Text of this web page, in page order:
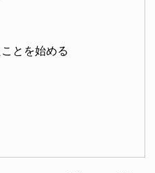
とを始める